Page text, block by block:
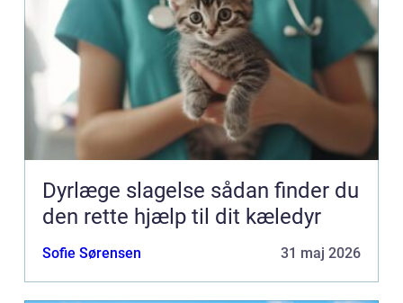
Dyrlæge slagelse sådan finder du
den rette hjælp til dit kæledyr
Sofie Sørensen 31 maj 2026